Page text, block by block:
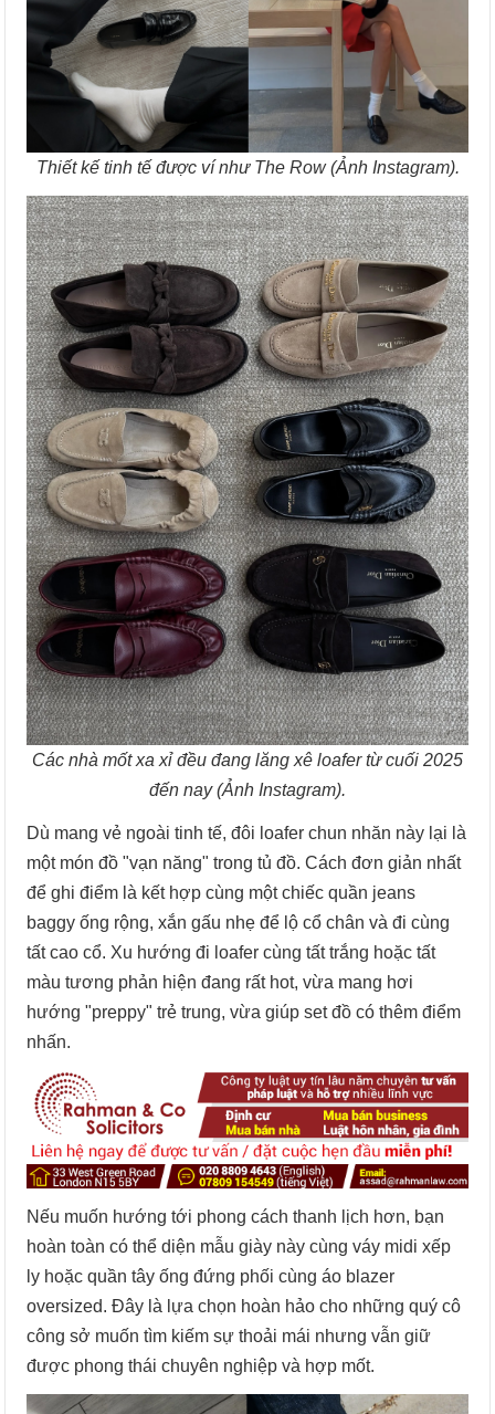
Thiết kế tinh tế được ví như The Row (Ảnh Instagram).
Các nhà mốt xa xỉ đều đang lăng xê loafer từ cuối 2025
đến nay (Ảnh Instagram).
Dù mang vẻ ngoài tinh tế, đôi loafer chun nhăn này lại là
một món đồ "vạn năng" trong tủ đồ. Cách đơn giản nhất
để ghi điểm là kết hợp cùng một chiếc quần jeans
baggy ống rộng, xắn gấu nhẹ để lộ cổ chân và đi cùng
tất cao cổ. Xu hướng đi loafer cùng tất trắng hoặc tất
màu tương phản hiện đang rất hot, vừa mang hơi
hướng "preppy" trẻ trung, vừa giúp set đồ có thêm điểm
nhấn.
Nếu muốn hướng tới phong cách thanh lịch hơn, bạn
hoàn toàn có thể diện mẫu giày này cùng váy midi xếp
ly hoặc quần tây ống đứng phối cùng áo blazer
oversized. Đây là lựa chọn hoàn hảo cho những quý cô
công sở muốn tìm kiếm sự thoải mái nhưng vẫn giữ
được phong thái chuyên nghiệp và hợp mốt.